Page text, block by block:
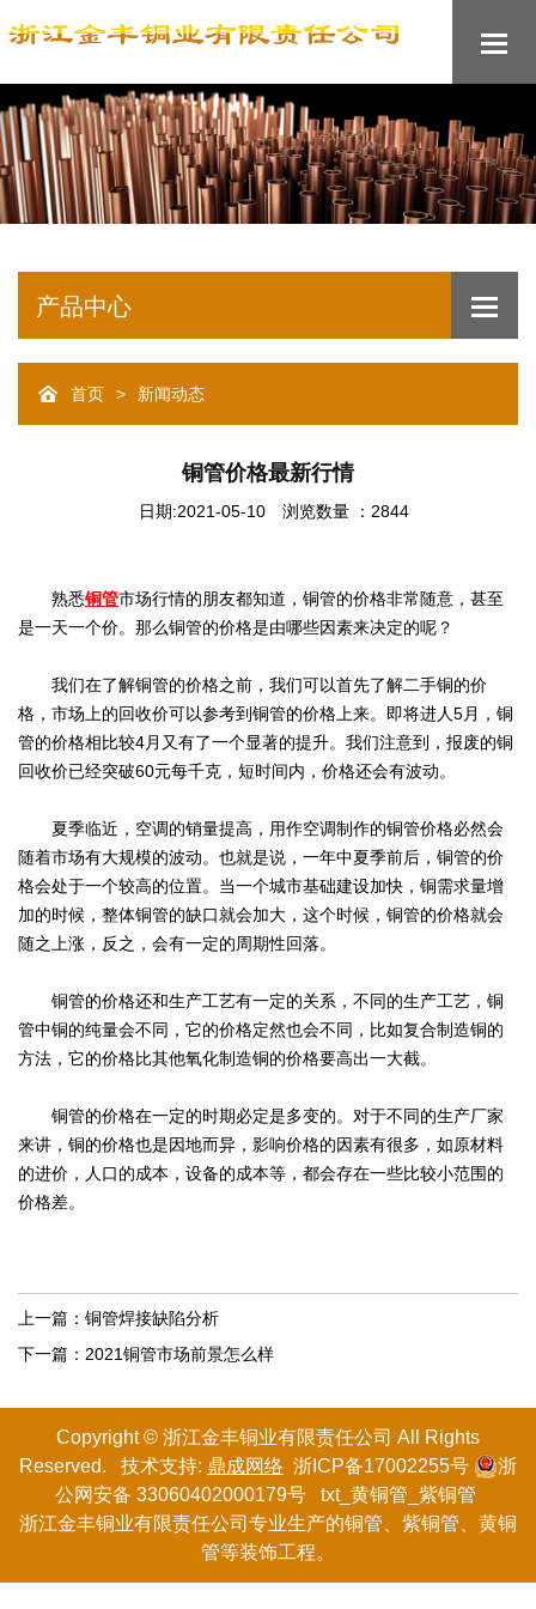
产品中心
首页 > 新闻动态
铜管价格最新行情
日期:2021-05-10 浏览数量 ：2844
熟悉铜管市场行情的朋友都知道，铜管的价格非常随意，甚至
是一天一个价。那么铜管的价格是由哪些因素来决定的呢？
我们在了解铜管的价格之前，我们可以首先了解二手铜的价
格，市场上的回收价可以参考到铜管的价格上来。即将进人5月，铜
管的价格相比较4月又有了一个显著的提升。我们注意到，报废的铜
回收价已经突破60元每千克，短时间内，价格还会有波动。
夏季临近，空调的销量提高，用作空调制作的铜管价格必然会
随着市场有大规模的波动。也就是说，一年中夏季前后，铜管的价
格会处于一个较高的位置。当一个城市基础建设加快，铜需求量增
加的时候，整体铜管的缺口就会加大，这个时候，铜管的价格就会
随之上涨，反之，会有一定的周期性回落。
铜管的价格还和生产工艺有一定的关系，不同的生产工艺，铜
管中铜的纯量会不同，它的价格定然也会不同，比如复合制造铜的
方法，它的价格比其他氧化制造铜的价格要高出一大截。
铜管的价格在一定的时期必定是多变的。对于不同的生产厂家
来讲，铜的价格也是因地而异，影响价格的因素有很多，如原材料
的进价，人口的成本，设备的成本等，都会存在一些比较小范围的
价格差。
上一篇： 铜管焊接缺陷分析
下一篇： 2021铜管市场前景怎么样
Copyright © 浙江金丰铜业有限责任公司 All Rights
Reserved. 技术支持: 鼎成网络 浙ICP备17002255号
浙
公网安备 33060402000179号
txt_ 黄铜管 紫铜管
浙江金丰铜业有限责任公司专业生产的铜管 、紫铜管、黄铜
管等装饰工程。